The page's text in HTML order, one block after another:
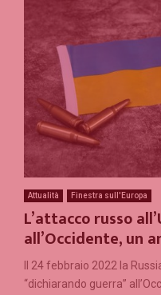
Attualità Finestra sull'Europa
L’attacco russo
all’Occidente, un
Il 24 febbraio 2022 la
“dichiarando guerra”